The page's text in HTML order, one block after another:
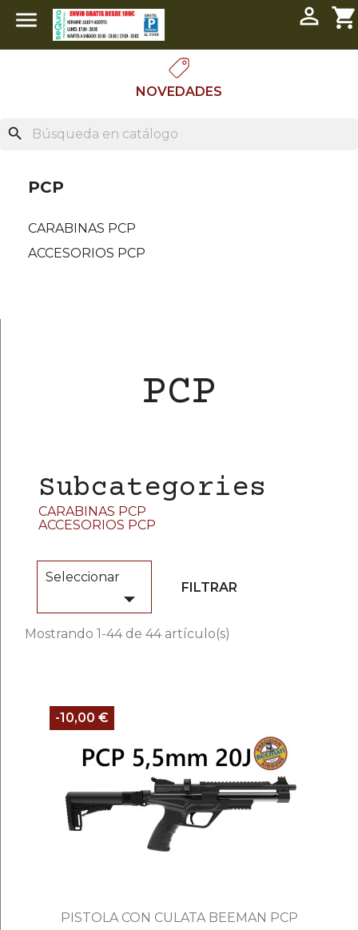
 shopping_cart

NOVEDADES
search
PCP
CARABINAS PCP
ACCESORIOS PCP
PCP
Subcategories
CARABINAS PCP
ACCESORIOS PCP
Seleccionar
 FILTRAR
Mostrando 1-44 de 44 artículo(s)
PISTOLA CON CULATA BEEMAN PCP
-10,00 €